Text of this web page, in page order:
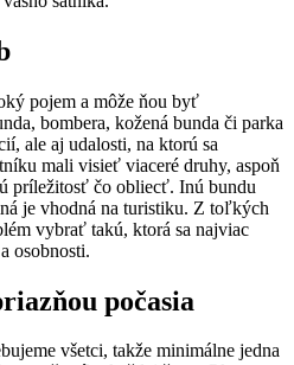
pojem a môže ňou byť
bombera, kožená bunda či parka
ale aj udalosti, na ktorú sa
mali visieť viaceré druhy, aspoň
príležitosť čo obliecť. Inú bundu
je vhodná na turistiku. Z toľkých
vybrať takú, ktorá sa najviac
osobnosti.
počasia
všetci, takže minimálne jedna